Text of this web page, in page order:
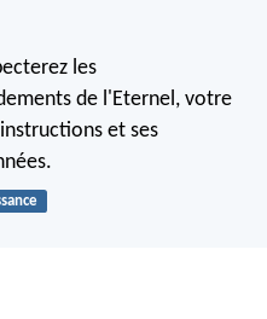
les
de l'Eternel, votre
et ses